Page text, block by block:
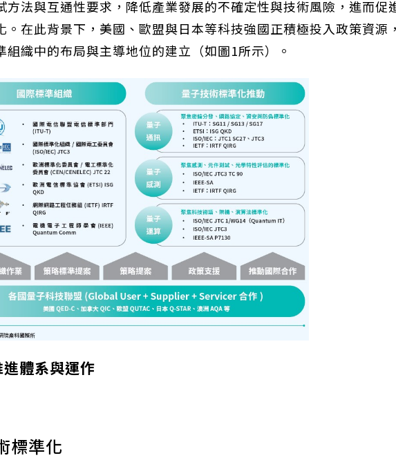
法與互通性要求，降低產業發展的不確定性與技術風險，進而促
在此背景下，美國、歐盟與日本等科技強國正積極投入政策資源
織中的布局與主導地位的建立（如圖1所示）。
體系與運作
標準化